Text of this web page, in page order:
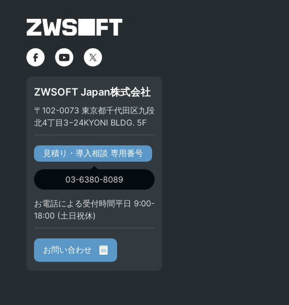
ZWSOFT Japan株式会社
〒102-0073 東京都千代田区九段
北4丁目3−24KYONI BLDG. 5F
見積り・導入相談 専用番号
03-6380-8089
お電話による受付時間平日 9:00-
18:00 (土日祝休)
お問い合わせ